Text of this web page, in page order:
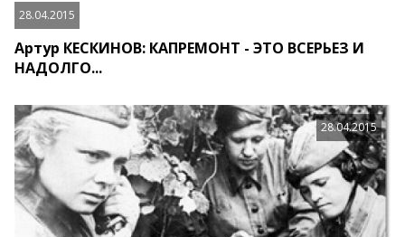
28.04.2015
Артур КЕСКИНОВ: КАПРЕМОНТ - ЭТО ВСЕРЬЕЗ И
НАДОЛГО...
28.04.2015